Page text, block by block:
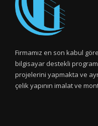
Firmamız en son kabul
bilgisayar destekli
projelerini yapmakta ve
çelik yapının imalat ve